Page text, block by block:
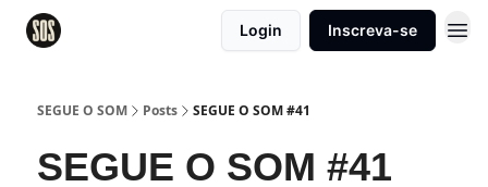
Login Inscreva-se
SEGUE O SOM Posts SEGUE O SOM #41
SEGUE O SOM #41